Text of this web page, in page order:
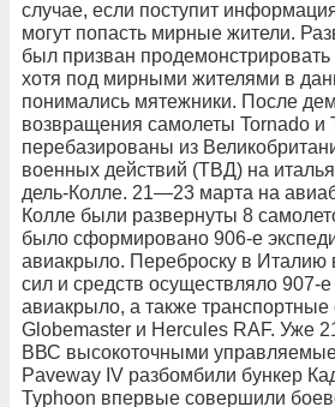
случае, если поступит
могут попасть мирные жители.
был призван
хотя под мирными жителями в
понимались мятежники. После
возвращения самолеты Tornado и
перебазированы из
военных действий (ТВД) на
дель-Колле. 21—23 марта на
Колле были развернуты 8
было сформировано 906-е
авиакрыло. Переброску в Италию
сил и средств осуществляло 907-
авиакрыло, а также
Globemaster и Hercules RAF. Уже
ВВС высокоточными
Paveway IV разбомбили бункер
Typhoon впервые совершили